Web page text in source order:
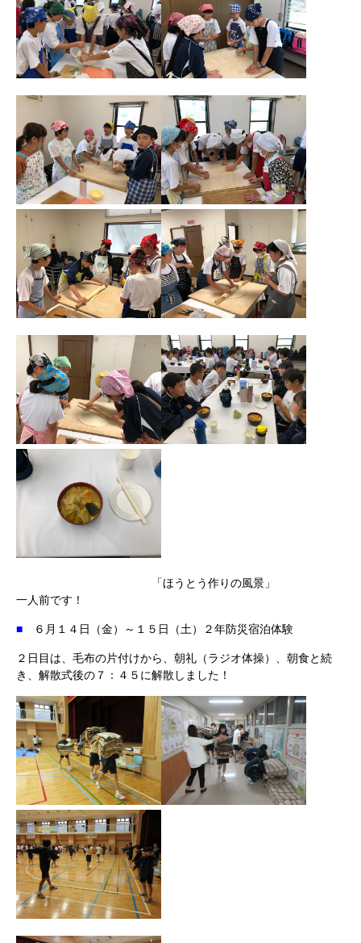
「ほうとう作りの風景」
一人前です！
■ ６月１４日（金）～１５日（土）２年防災宿泊体験
２日目は、毛布の片付けから、朝礼（ラジオ体操）、朝食と続
き、解散式後の７：４５に解散しました！